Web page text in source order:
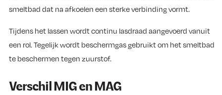
smeltbad dat na afkoelen een sterke verbinding vormt.
Tijdens het lassen wordt continu lasdraad aangevoerd vanuit
een rol. Tegelijk wordt beschermgas gebruikt om het smeltbad
te beschermen tegen zuurstof.
Verschil MIG en MAG